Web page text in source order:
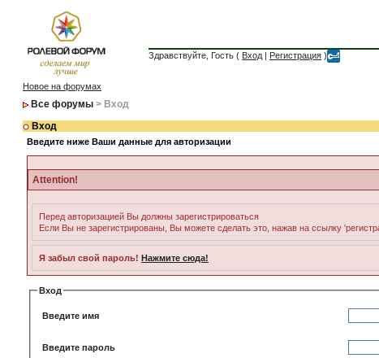
Здравствуйте, Гость ( Вход | Регистрация )
Новое на форумах
Все форумы > Вход
Вход
Введите ниже Ваши данные для авторизации
Attention!
Перед авторизацией Вы должны зарегистрироваться
Если Вы не зарегистрированы, Вы можете сделать это, нажав на ссылку
Я забыл свой пароль! Нажмите сюда!
Вход
Введите имя
Введите пароль